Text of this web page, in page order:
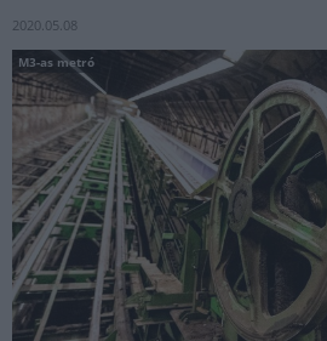
2020.05.08
M3-as metró